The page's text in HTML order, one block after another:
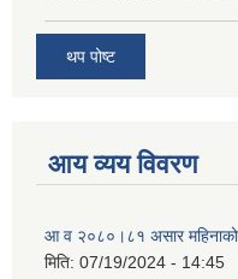
थप पोष्ट
आय व्यय विवरण
आ व २०८०।८१ असार
मिति: 07/19/2024 - 14:45